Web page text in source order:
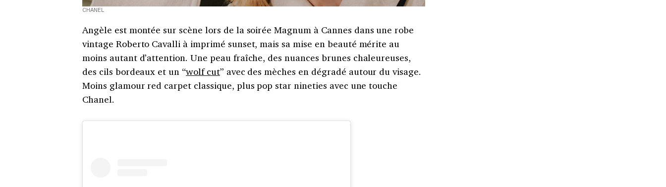
CHANEL
Angèle est montée sur scène lors de la soirée Magnum à Cannes dans une robe
vintage Roberto Cavalli à imprimé sunset, mais sa mise en beauté mérite au
moins autant d’attention. Une peau fraîche, des nuances brunes chaleureuses,
des cils bordeaux et un “wolf cut” avec des mèches en dégradé autour du visage.
Moins glamour red carpet classique, plus pop star nineties avec une touche
Chanel.